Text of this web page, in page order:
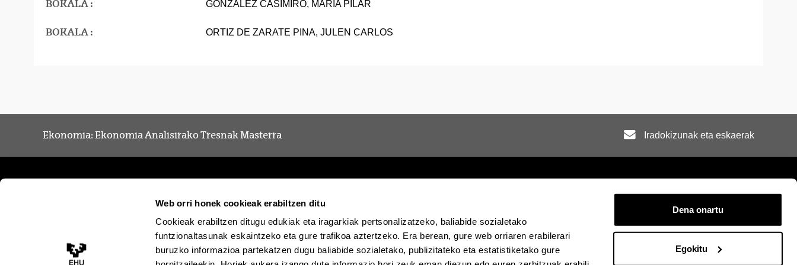
Web orri honek cookieak erabiltzen ditu
Cookieak erabiltzen ditugu edukiak eta iragarkiak pertsonalizatzeko, baliabide sozialetako
funtzionaltasunak eskaintzeko eta gure trafikoa aztertzeko. Era berean, gure web orriaren erabilerari
buruzko informazioa partekatzen dugu baliabide sozialetako, publizitateko eta estatistiketako gure
Dena onartu
Egokitu
BOKALA : GONZALEZ CASIMIRO, MARIA PILAR
BOKALA : ORTIZ DE ZARATE PINA, JULEN CARLOS
Ekonomia: Ekonomia Analisirako Tresnak Masterra Iradokizunak eta eskaerak
Egoitza elektronikoa Irisgarritasuna Lege oharra Laguntza Kontaktua